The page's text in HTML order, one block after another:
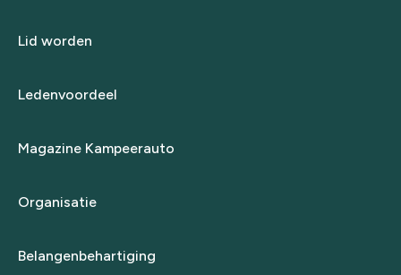
Lid worden
Ledenvoordeel
Magazine Kampeerauto
Organisatie
Belangenbehartiging